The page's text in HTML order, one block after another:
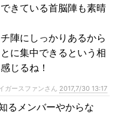
きている首脳陣も素晴
陣にしっかりあるから
に集中できるという相
じるね！
ガースファンさん 2017,7/30 13:17
るメンバーやからな